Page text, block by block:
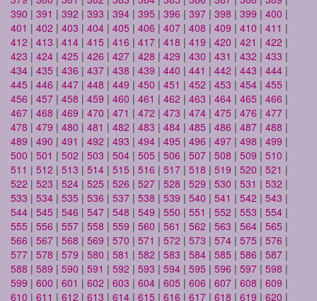
390 | 391 | 392 | 393 | 394 | 395 | 396 | 397 | 398 | 399 | 400 |
401 | 402 | 403 | 404 | 405 | 406 | 407 | 408 | 409 | 410 | 411 |
412 | 413 | 414 | 415 | 416 | 417 | 418 | 419 | 420 | 421 | 422 |
423 | 424 | 425 | 426 | 427 | 428 | 429 | 430 | 431 | 432 | 433 |
434 | 435 | 436 | 437 | 438 | 439 | 440 | 441 | 442 | 443 | 444 |
445 | 446 | 447 | 448 | 449 | 450 | 451 | 452 | 453 | 454 | 455 |
456 | 457 | 458 | 459 | 460 | 461 | 462 | 463 | 464 | 465 | 466 |
467 | 468 | 469 | 470 | 471 | 472 | 473 | 474 | 475 | 476 | 477 |
478 | 479 | 480 | 481 | 482 | 483 | 484 | 485 | 486 | 487 | 488 |
489 | 490 | 491 | 492 | 493 | 494 | 495 | 496 | 497 | 498 | 499 |
500 | 501 | 502 | 503 | 504 | 505 | 506 | 507 | 508 | 509 | 510 |
511 | 512 | 513 | 514 | 515 | 516 | 517 | 518 | 519 | 520 | 521 |
522 | 523 | 524 | 525 | 526 | 527 | 528 | 529 | 530 | 531 | 532 |
533 | 534 | 535 | 536 | 537 | 538 | 539 | 540 | 541 | 542 | 543 |
544 | 545 | 546 | 547 | 548 | 549 | 550 | 551 | 552 | 553 | 554 |
555 | 556 | 557 | 558 | 559 | 560 | 561 | 562 | 563 | 564 | 565 |
566 | 567 | 568 | 569 | 570 | 571 | 572 | 573 | 574 | 575 | 576 |
577 | 578 | 579 | 580 | 581 | 582 | 583 | 584 | 585 | 586 | 587 |
588 | 589 | 590 | 591 | 592 | 593 | 594 | 595 | 596 | 597 | 598 |
599 | 600 | 601 | 602 | 603 | 604 | 605 | 606 | 607 | 608 | 609 |
610 | 611 | 612 | 613 | 614 | 615 | 616 | 617 | 618 | 619 | 620 |